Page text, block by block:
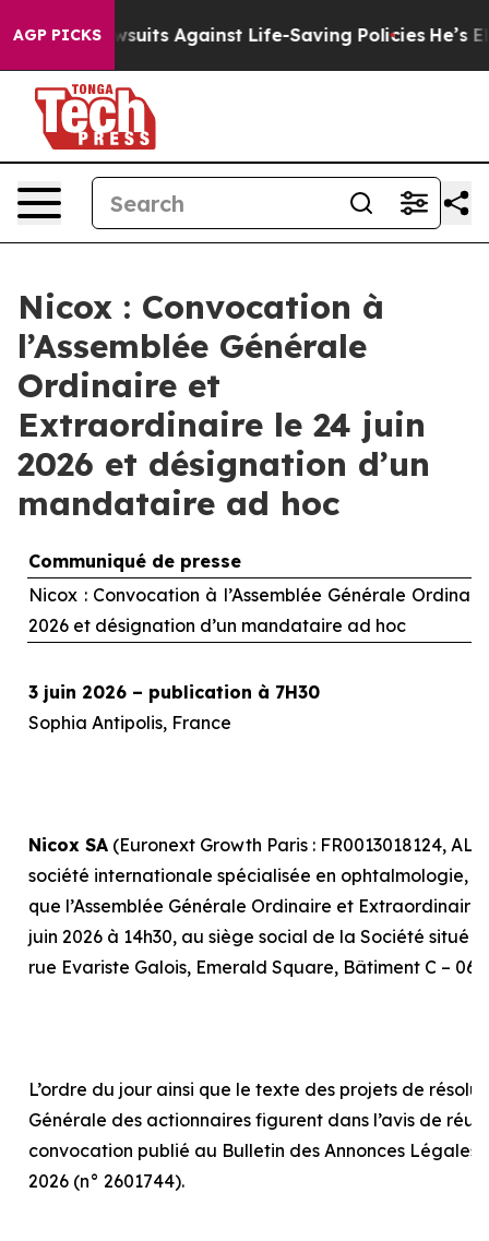
AGP PICKS
Lawsuits Against Life-Saving Policies He’s
Nicox : Convocation à
l’Assemblée Générale
Ordinaire et
Extraordinaire le 24 juin
2026 et désignation d’un
mandataire ad hoc
Communiqué de presse
Nicox : Convocation à l’Assemblée Générale
2026 et désignation d’un mandataire ad hoc
3 juin 2026 – publication à 7H30
Sophia Antipolis, France
Nicox SA (Euronext Growth Paris : FR0013018124,
société internationale spécialisée en ophtalmologie,
que l’Assemblée Générale Ordinaire et
juin 2026 à 14h30, au siège social de la Société situé
rue Evariste Galois, Emerald Square, Bâtiment C –
L’ordre du jour ainsi que le texte des projets de
Générale des actionnaires figurent dans l’avis de
convocation publié au Bulletin des Annonces Légales
2026 (n° 2601744).